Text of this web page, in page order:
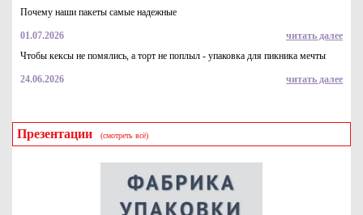
Лента атласная в рулоне 25мм*23метра (171(8264))
брусничного цвета
Почему наши пакеты самые надежные
01.07.2026
читать далее
Чтобы кексы не помялись, а торт не поплыл - упаковка для пикника мечты
24.06.2026 читать далее
Презентации (смотреть всё)